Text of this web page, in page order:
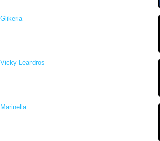
Glikeria
Vicky Leandros
Marinella